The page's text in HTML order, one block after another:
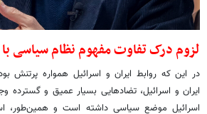
لزوم درک تفاوت مفهوم نظام سیاسی
در این که روابط ایران و اسرائیل همواره
ایران و اسرائیل، تضادهایی بسیار عمیق و گسترده
اسرائیل موضع سیاسی داشته است و همین‌طور،